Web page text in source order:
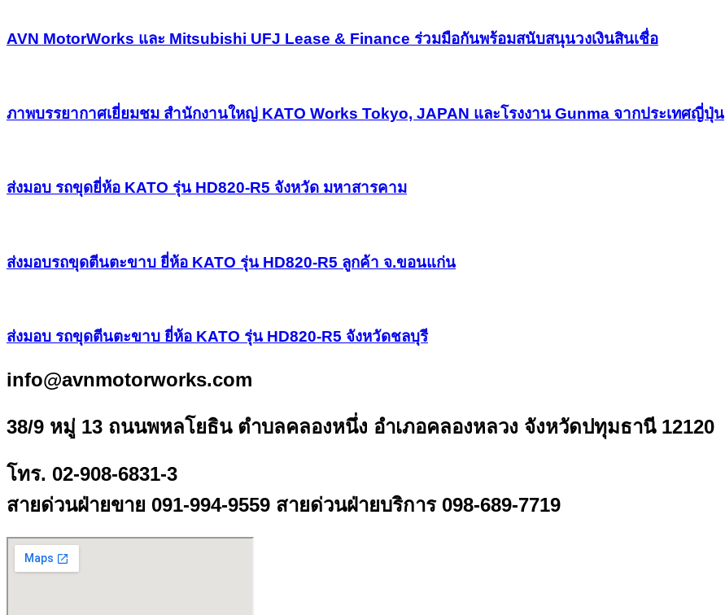
AVN MotorWorks และ Mitsubishi UFJ Lease & Finance ร่วมมือกันพร้อมสนับสนุนวงเงินสินเชื่อ
ภาพบรรยากาศเยี่ยมชม สำนักงานใหญ่ KATO Works Tokyo, JAPAN และโรงงาน Gunma จากประเทศญี่ปุ่น
ส่งมอบ รถขุดยี่ห้อ KATO รุ่น HD820-R5 จังหวัด มหาสารคาม
ส่งมอบรถขุดตีนตะขาบ ยี่ห้อ KATO รุ่น HD820-R5 ลูกค้า จ.ขอนแก่น
ส่งมอบ รถขุดตีนตะขาบ ยี่ห้อ KATO รุ่น HD820-R5 จังหวัดชลบุรี
info@avnmotorworks.com
38/9 หมู่ 13 ถนนพหลโยธิน ตำบลคลองหนึ่ง อำเภอคลองหลวง จังหวัดปทุมธานี 12120
โทร. 02-908-6831-3
สายด่วนฝ่ายขาย 091-994-9559 สายด่วนฝ่ายบริการ 098-689-7719